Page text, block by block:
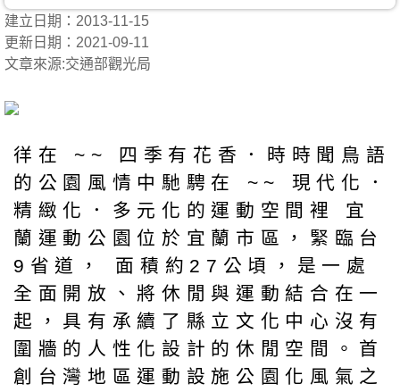
建立日期：2013-11-15
更新日期：2021-09-11
文章來源:交通部觀光局
徉在 ~~ 四季有花香．時時聞鳥語
的公園風情中馳騁在 ~~ 現代化．
精緻化．多元化的運動空間裡 宜
蘭運動公園位於宜蘭市區，緊臨台
9省道， 面積約27公頃，是一處
全面開放、將休閒與運動結合在一
起，具有承續了縣立文化中心沒有
圍牆的人性化設計的休閒空間。首
創台灣地區運動設施公園化風氣之